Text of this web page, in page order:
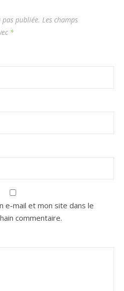
publiée. Les champs
*
e-mail et mon site dans le
commentaire.